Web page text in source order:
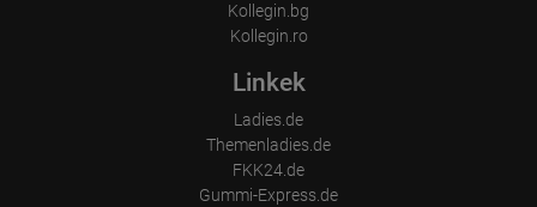
Kollegin.bg
Kollegin.ro
Linkek
Ladies.de
Themenladies.de
FKK24.de
Gummi-Express.de